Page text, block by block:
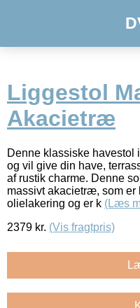
Liggestol
Akacietræ
Denne klassiske havestol
og vil give din have,
af rustik charme. Denne
massivt akacietræ, som er
olielakering og er k (Læs
2379 kr. (Vis fragtpris)